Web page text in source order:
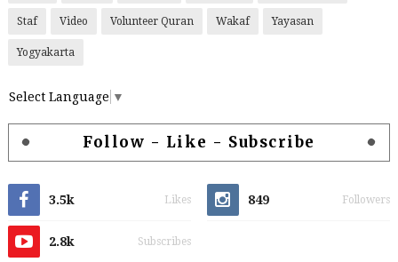
Staf Video Volunteer Quran Wakaf Yayasan
Yogyakarta
Select Language ▼
Follow - Like - Subscribe
3.5k Likes 849 Followers
2.8k Subscribes